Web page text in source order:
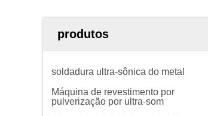
produtos
soldadura ultra-sônica do metal
Máquina de revestimento por
pulverização por ultra-som